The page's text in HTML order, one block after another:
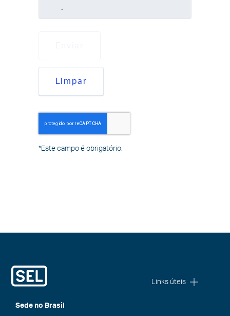
.
Limpar
*Este campo é obrigatório.
Links úteis
Sede no Brasil